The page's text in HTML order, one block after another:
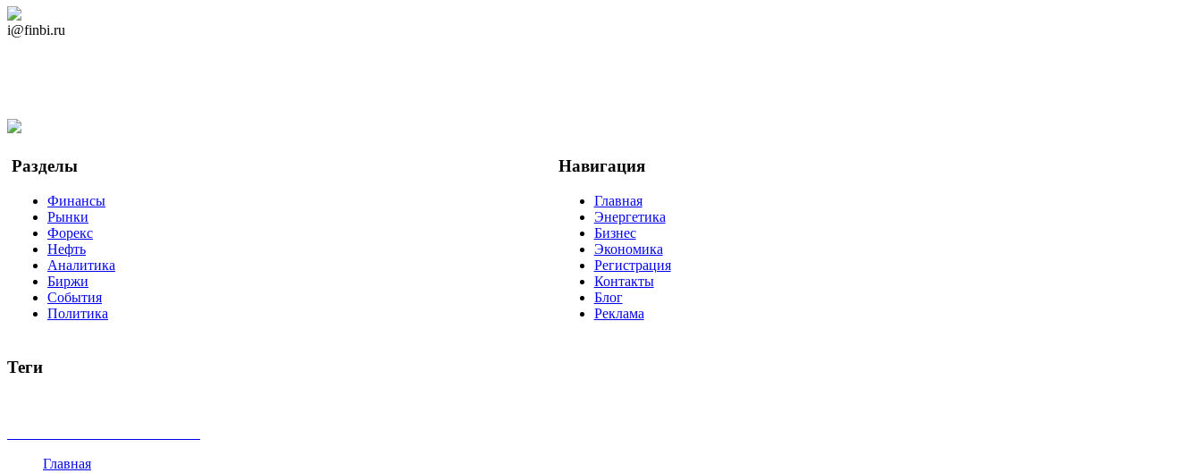
i@finbi.ru
Разделы
Финансы
Рынки
Форекс
Нефть
Аналитика
Биржи
События
Политика
Навигация
Главная
Энергетика
Бизнес
Экономика
Регистрация
Контакты
Блог
Реклама
Теги
Главная